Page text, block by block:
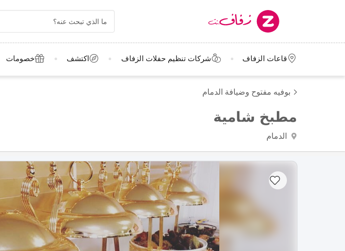
قاعات الزفاف شركات تنظيم حفلات الزفاف اكتشف خصومات
بوفيه مفتوح وضيافة الدمام
مطبخ شامية